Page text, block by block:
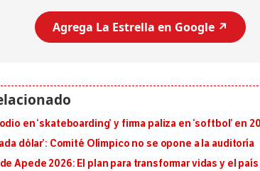
Agrega La Estrella en Google ↗️
en ‘skateboarding’ y firma paliza en ‘softbol’ en
dólar’: Comité Olímpico no se opone a la auditoría
Apede 2026: El plan para transformar vidas y el país
7,1 se
emergencia de